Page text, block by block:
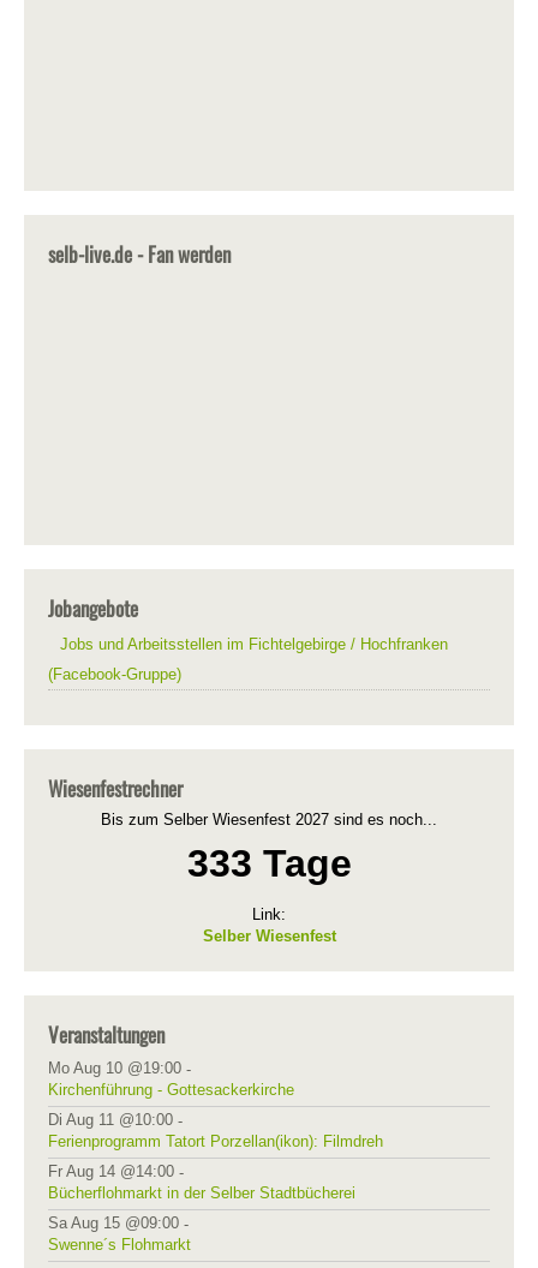
selb-live.de - Fan werden
Jobangebote
Jobs und Arbeitsstellen im Fichtelgebirge / Hochfranken
(Facebook-Gruppe)
Wiesenfestrechner
Bis zum Selber Wiesenfest 2027 sind es noch...
333 Tage
Link:
Selber Wiesenfest
Veranstaltungen
Mo Aug 10 @19:00 -
Kirchenführung - Gottesackerkirche
Di Aug 11 @10:00 -
Ferienprogramm Tatort Porzellan(ikon): Filmdreh
Fr Aug 14 @14:00 -
Bücherflohmarkt in der Selber Stadtbücherei
Sa Aug 15 @09:00 -
Swenne´s Flohmarkt